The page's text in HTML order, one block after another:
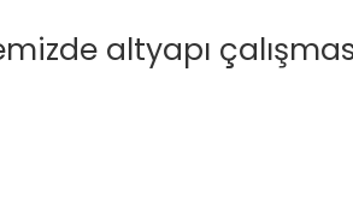
altyapı